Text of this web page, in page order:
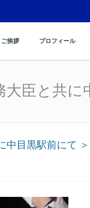
ご挨拶 プロフィール
大臣と共に
中目黒駅前にて ＞